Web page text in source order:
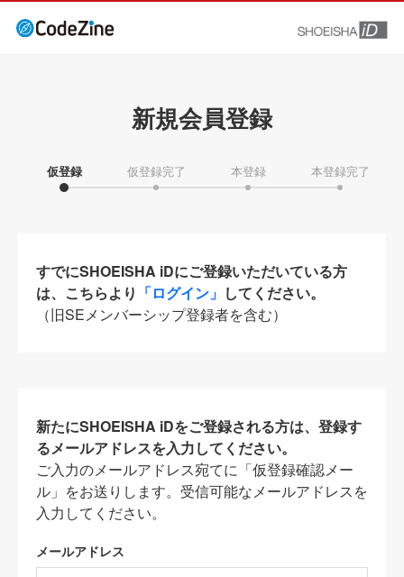
新規会員登録
仮登録 仮登録完了 本登録 本登録完了
すでにSHOEISHA iDにご登録いただいている方
は、こちらより 「ログイン」 してください。
（旧SEメンバーシップ登録者を含む）
新たにSHOEISHA iDをご登録される方は、登録す
るメールアドレスを入力してください。
ご入力のメールアドレス宛てに「仮登録確認メー
ル」をお送りします。受信可能なメールアドレスを
入力してください。
メールアドレス